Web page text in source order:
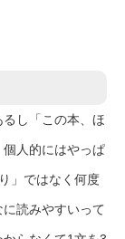
し「この本、ほ
人的にはやっぱ
」ではなく何度
読みやすいって